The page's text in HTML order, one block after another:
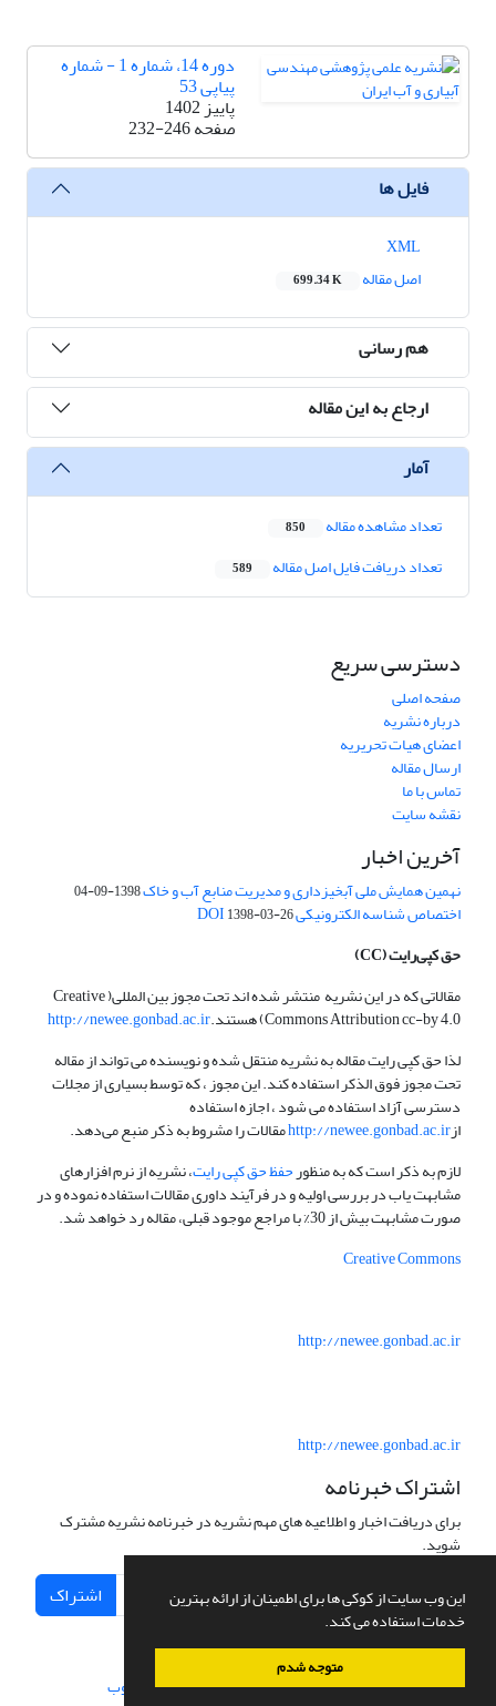
این وب سایت از کوکی ها برای اطمینان از ارائه بهترین
خدمات استفاده می کند.
متوجه شدم
دوره 14، شماره 1 - شماره
پیاپی 53
پاییز 1402
صفحه232-246
فایل ها
اصل مقاله
699.34 K
هم رسانی
ارجاع به این مقاله
آمار
تعداد مشاهده مقاله 850
تعداد دریافت فایل اصل مقاله 589
دسترسی سریع
صفحه اصلی
درباره نشریه
اعضای هیات تحریریه
ارسال مقاله
تماس با ما
نقشه سایت
آخرین اخبار
نهمین همایش ملی آبخیزداری و مدیریت منابع آب و خاک1398-09-04
اختصاص شناسه الکترونیکی DOI1398-03-26
حق کپی‌رایت(CC)
مقالاتی که در این نشریه منتشر شده اند تحت مجوز بین المللی( Creative
Commons Attribution cc-by 4.0) هستند.
http://newee.gonbad.ac.ir
لذا حق کپی رایت مقاله به نشریه منتقل شده و نویسنده می تواند از مقاله
تحت مجوز فوق الذکر استفاده کند. این مجوز ، که توسط بسیاری از مجلات
دسترسی آزاد استفاده می شود ، اجازه استفاده
ازhttp://newee.gonbad.ac.irمقالات را مشروط به ذکر منبع می‌دهد.
لازم به ذکر است که به منظورحفظ حق کپی رایت، نشریه از نرم افزارهای
مشابهت یاب در بررسی اولیه و در فرآیند داوری مقالات استفاده نموده و در
صورت مشابهت بیش از 30% با مراجع موجود قبلی، مقاله رد خواهد شد.
Creative Commons
http://newee.gonbad.ac.ir
http://newee.gonbad.ac.ir
اشتراک خبرنامه
برای دریافت اخبار و اطلاعیه های مهم نشریه در خبرنامه نشریه مشترک
شوید.
اشتراک
سامانه مدیریت نشریات علمی.طراحی و پیاده سازی از سیناوب